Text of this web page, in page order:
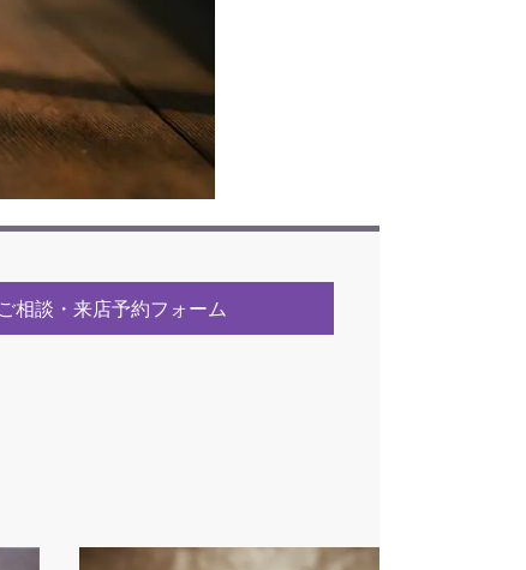
ご相談・来店予約フォーム